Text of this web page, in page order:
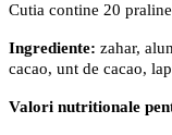
Cutia contine 20
Ingrediente: zahar,
cacao, unt de cacao,
Valori nutritionale